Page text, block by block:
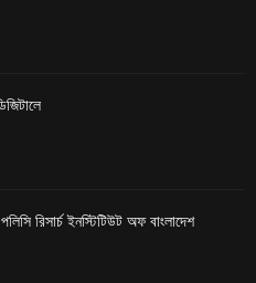
রিসার্চ ইনস্টিটিউট অফ বাংলাদেশ